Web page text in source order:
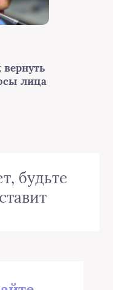
вернуть
лица
будьте